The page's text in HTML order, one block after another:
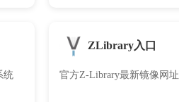
统
ZLibrary入口
官方Z-Library最新镜像网址